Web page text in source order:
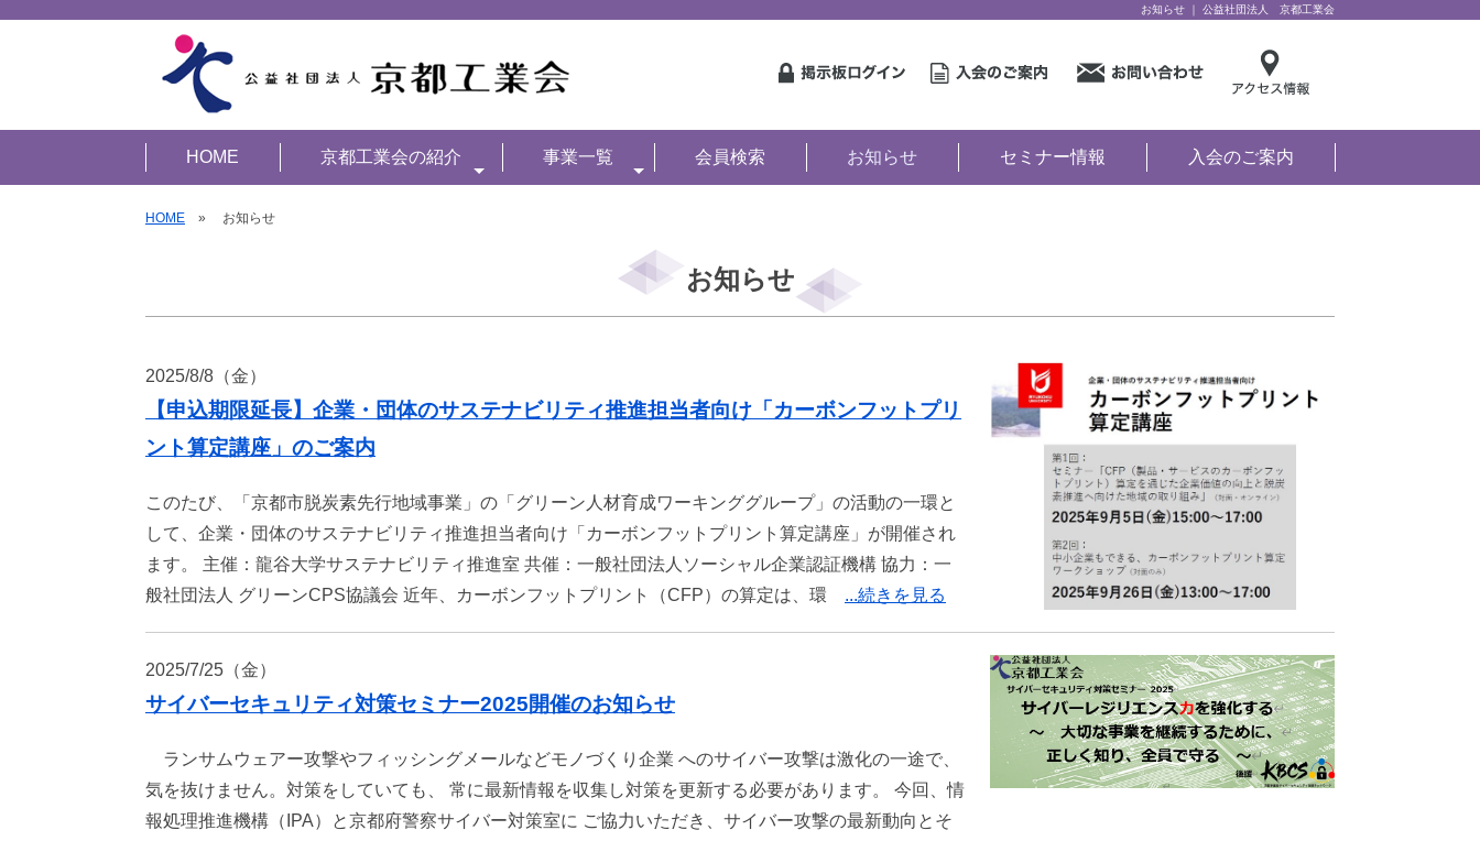
お知らせ ｜ 公益社団法人 京都工業会
HOME 京都工業会の紹介 事業一覧 会員検索 お知らせ セミナー情報 入会のご案内
HOME » お知らせ
お知らせ
2025/8/8（金）
【申込期限延長】企業・団体のサステナビリティ推進担当者向け「カーボンフットプリ
ント算定講座」のご案内
このたび、「京都市脱炭素先行地域事業」の「グリーン人材育成ワーキンググループ」の活動の一環と
して、企業・団体のサステナビリティ推進担当者向け「カーボンフットプリント算定講座」が開催され
ます。 主催：龍谷大学サステナビリティ推進室 共催：一般社団法人ソーシャル企業認証機構 協力：一
般社団法人 グリーンCPS協議会 近年、カーボンフットプリント（CFP）の算定は、環 ...続きを見る
2025/7/25（金）
サイバーセキュリティ対策セミナー2025開催のお知らせ
ランサムウェアー攻撃やフィッシングメールなどモノづくり企業 へのサイバー攻撃は激化の一途で、
気を抜けません。対策をしていても、 常に最新情報を収集し対策を更新する必要があります。 今回、情
報処理推進機構（IPA）と京都府警察サイバー対策室に ご協力いただき、サイバー攻撃の最新動向とそ